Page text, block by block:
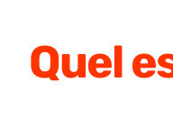
Quel